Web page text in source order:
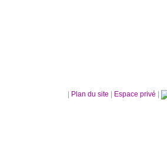
Plan du site Espace privé